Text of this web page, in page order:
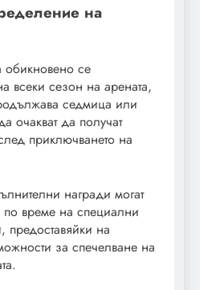
на
обикновено се
всеки сезон на арената,
седмица или
очакват да получат
приключването на
награди могат
време на специални
предоставяйки на
за спечелване на